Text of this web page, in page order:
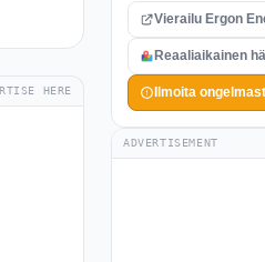
HERE
Vierailu Ergon
Reaaliaikainen
Ilmoita
ADVERTISEMENT